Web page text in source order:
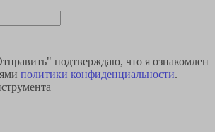
подтверждаю, что я ознакомлен
политики конфиденциальности.